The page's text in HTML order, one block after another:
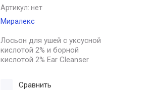
Артикул: нет
Миралекс
Лосьон для ушей с уксусной
кислотой 2% и борной
кислотой 2% Ear Cleanser
Сравнить